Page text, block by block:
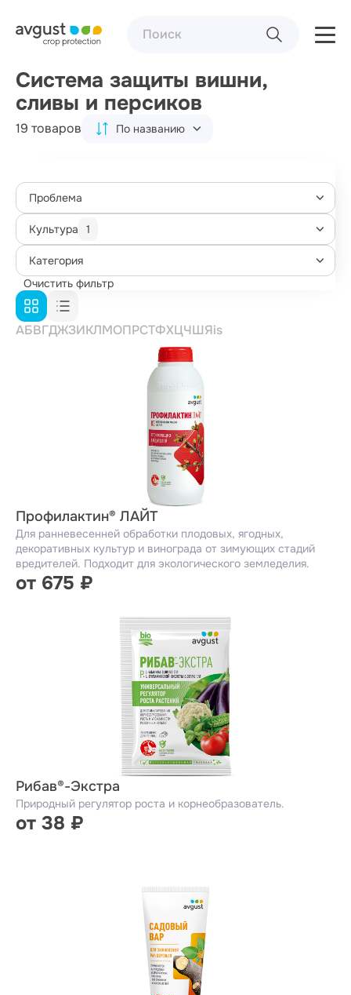
Система защиты вишни,
сливы и персиков
19 товаров По названию
Проблема
Культура 1
Категория
Очистить фильтр
АБВГДЖЗИКЛМОПРСТФХЦЧШЯis
Профилактин® ЛАЙТ
Для ранневесенней обработки плодовых, ягодных,
декоративных культур и винограда от зимующих стадий
вредителей. Подходит для экологического земледелия.
от 675 ₽
Рибав®-Экстра
Природный регулятор роста и корнеобразователь.
от 38 ₽